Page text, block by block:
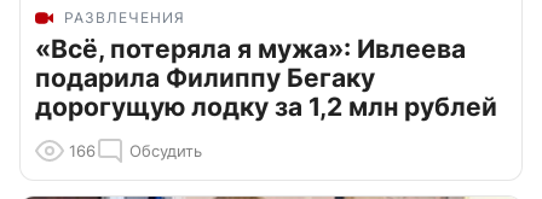
РАЗВЛЕЧЕНИЯ
«Всё, потеряла я мужа»: Ивлеева
подарила Филиппу Бегаку
дорогущую лодку за 1,2 млн рублей
166 Обсудить